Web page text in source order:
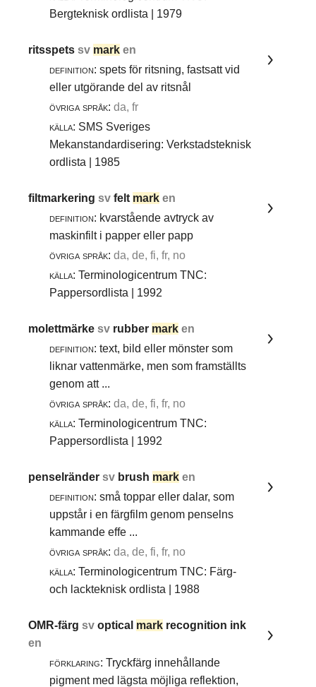
Bergteknisk ordlista | 1979
ritsspetssv mark en
definition: spets för ritsning, fastsatt vid
eller utgörande del av ritsnål
övriga språk: da, fr
källa: SMS Sveriges
Mekanstandardisering: Verkstadsteknisk
ordlista | 1985
filtmarkeringsvfelt mark en
definition: kvarstående avtryck av
maskinfilt i papper eller papp
övriga språk: da, de, fi, fr, no
källa: Terminologicentrum TNC:
Pappersordlista | 1992
molettmärkesv rubber mark en
definition: text, bild eller mönster som
liknar vattenmärke, men som framställts
genom att ...
övriga språk: da, de, fi, fr, no
källa: Terminologicentrum TNC:
Pappersordlista | 1992
penselrändersv brush mark en
definition: små toppar eller dalar, som
uppstår i en färgfilm genom penselns
kammande effe ...
övriga språk: da, de, fi, fr, no
källa: Terminologicentrum TNC: Färg-
och lackteknisk ordlista | 1988
OMR-färgsvoptical mark recognition ink
en
förklaring: Tryckfärg innehållande
pigment med lägsta möjliga reflektion,